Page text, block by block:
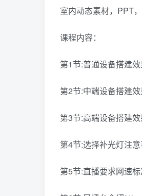
室内动态素材，PPT
课程内容：
第1节:普通设备搭建
第2节:中端设备搭建
第3节:高端设备搭建
第4节:选择补光灯注
第5节:直播要求网速